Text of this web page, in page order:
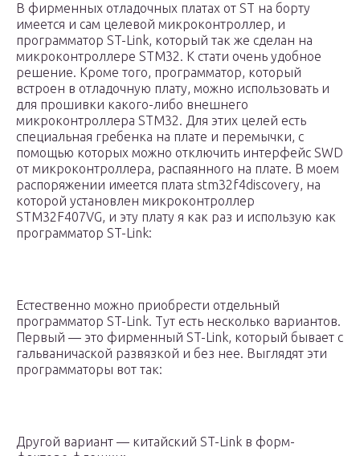
В фирменных отладочных платах от ST на борту
имеется и сам целевой микроконтроллер, и
программатор ST-Link, который так же сделан на
микроконтроллере STM32. К стати очень удобное
решение. Кроме того, программатор, который
встроен в отладочную плату, можно использовать и
для прошивки какого-либо внешнего
микроконтроллера STM32. Для этих целей есть
специальная гребенка на плате и перемычки, с
помощью которых можно отключить интерфейс SWD
от микроконтроллера, распаянного на плате. В моем
распоряжении имеется плата stm32f4discovery, на
которой установлен микроконтроллер
STM32F407VG, и эту плату я как раз и использую как
программатор ST-Link:
Естественно можно приобрести отдельный
программатор ST-Link. Тут есть несколько вариантов.
Первый — это фирменный ST-Link, который бывает с
гальваничаской развязкой и без нее. Выглядят эти
программаторы вот так:
Другой вариант — китайский ST-Link в форм-